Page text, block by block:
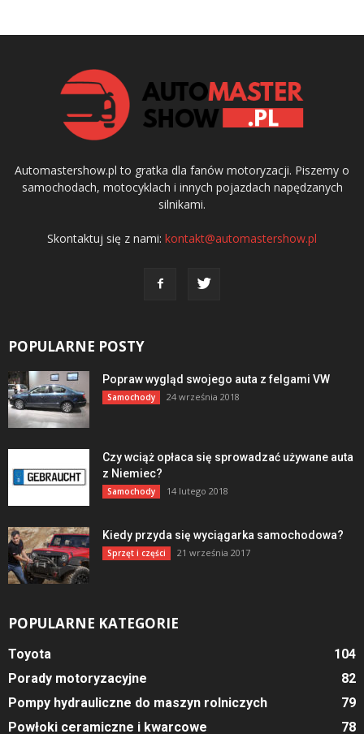
Automastershow.pl to gratka dla fanów motoryzacji. Piszemy o
samochodach, motocyklach i innych pojazdach napędzanych
silnikami.
Skontaktuj się z nami: kontakt@automastershow.pl
POPULARNE POSTY
Popraw wygląd swojego auta z felgami VW
Samochody 24 września 2018
Czy wciąż opłaca się sprowadzać używane auta
z Niemiec?
Samochody 14 lutego 2018
Kiedy przyda się wyciągarka samochodowa?
Sprzęt i części 21 września 2017
POPULARNE KATEGORIE
Toyota
104
Porady motoryzacyjne
82
Pompy hydrauliczne do maszyn rolniczych
79
Powłoki ceramiczne i kwarcowe
78